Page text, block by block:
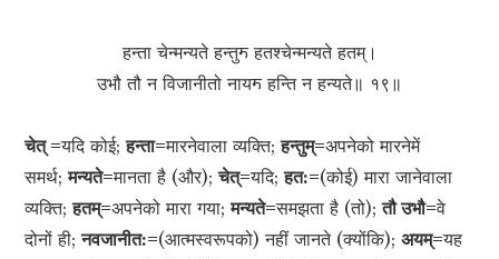
हन्ता चेन्मन्यते हन्तुॸ हतश्चेन्मन्यते हतम्।
उभौ तौ न विजानीतो नायॸ हन्ति न हन्यते॥ १९॥
चेत् =यदि कोई;हन्ता=मारनेवाला व्यक्ति;हन्तुम्=अपनेको मारनेमें
समर्थ;मन्यते=मानता है (और);चेत्=यदि;हत:=(कोई) मारा जानेवाला
व्यक्ति;हतम्=अपनेको मारा गया;मन्यते=समझता है (तो);तौ उभौ=वे
दोनों ही;नवजानीत:=(आत्मस्वरूपको) नहीं जानते (क्योंकि);अयम्=यह